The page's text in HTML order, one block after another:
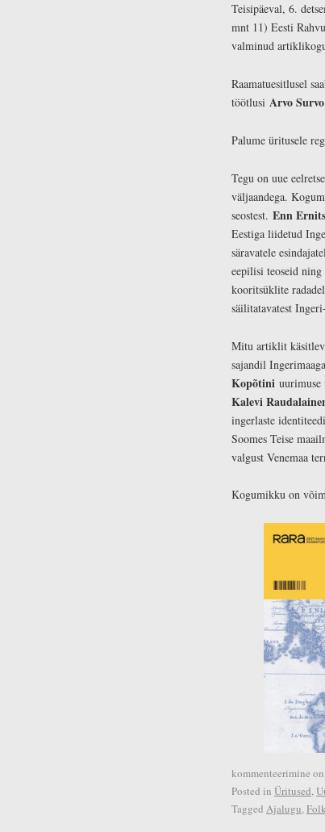
Teisipäeval, 6.
mnt 11) Eesti
valminud
Raamatuesitlusel
töötlusi Arvo Survo
Palume üritusele
Tegu on uue
väljaandega.
seostest. Enn Ernits
Eestiga liidetud
säravatele
eepilisi teoseid ning
kooritsüklite
säilitatavatest
Mitu artiklit
sajandil
Kopõtini uurimuse
Kalevi
ingerlaste
Soomes Teise
valgust Venemaa
Kogumikku on
kommenteerimine
Posted in Üritused,
Tagged Ajalugu,